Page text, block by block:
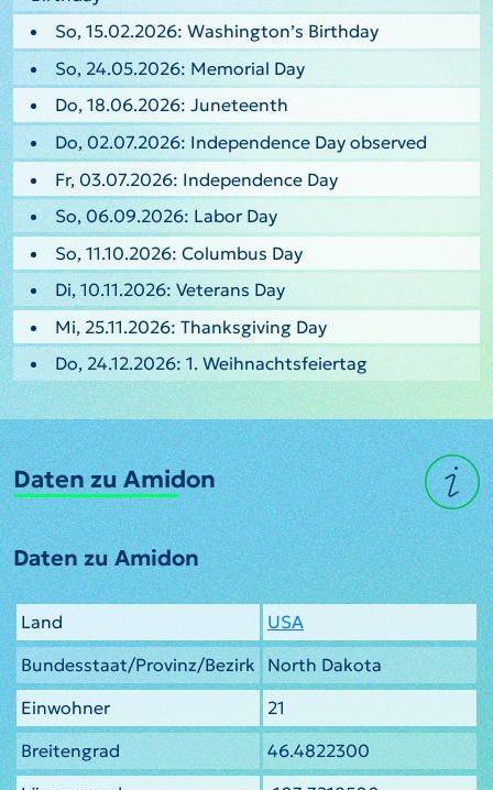
So, 15.02.2026: Washington’s Birthday
So, 24.05.2026: Memorial Day
Do, 18.06.2026: Juneteenth
Do, 02.07.2026: Independence Day observed
Fr, 03.07.2026: Independence Day
So, 06.09.2026: Labor Day
So, 11.10.2026: Columbus Day
Di, 10.11.2026: Veterans Day
Mi, 25.11.2026: Thanksgiving Day
Do, 24.12.2026: 1. Weihnachtsfeiertag
Daten zu Amidon
Daten zu Amidon
Land
USA
Bundesstaat/Provinz/Bezirk North Dakota
Einwohner
21
Breitengrad
46.4822300